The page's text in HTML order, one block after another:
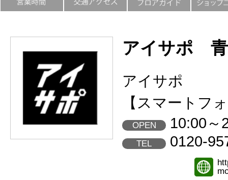
アイサポ
アイサポ
【スマートフ
OPEN 10:00～
TEL 0120-